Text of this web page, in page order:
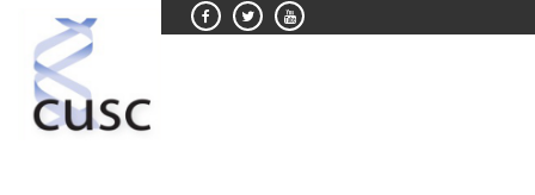
content